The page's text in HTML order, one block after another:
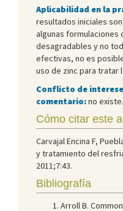
Aplicabilidad en la
resultados iniciales
algunas
desagradables y no
efectivas, no es
uso de zinc para tratar
Conflicto de
comentario:no existe.
Cómo citar este
Carvajal Encina F,
y tratamiento del
2011;7:43.
Bibliografía
Arroll B.